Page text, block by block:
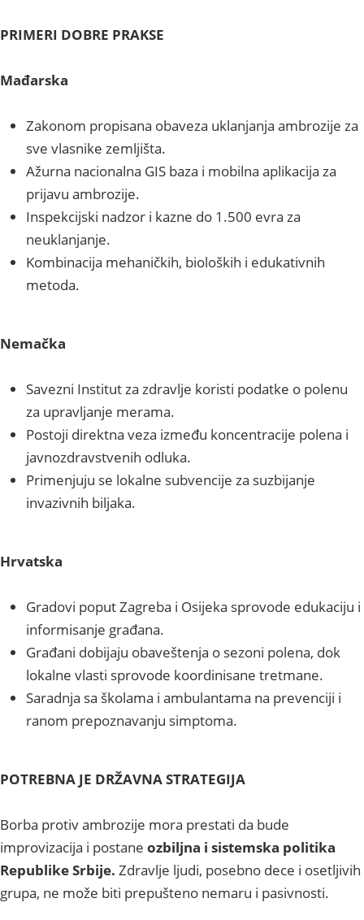
PRIMERI DOBRE PRAKSE
Mađarska
Zakonom propisana obaveza uklanjanja ambrozije za
sve vlasnike zemljišta.
Ažurna nacionalna GIS baza i mobilna aplikacija za
prijavu ambrozije.
Inspekcijski nadzor i kazne do 1.500 evra za
neuklanjanje.
Kombinacija mehaničkih, bioloških i edukativnih
metoda.
Nemačka
Savezni Institut za zdravlje koristi podatke o polenu
za upravljanje merama.
Postoji direktna veza između koncentracije polena i
javnozdravstvenih odluka.
Primenjuju se lokalne subvencije za suzbijanje
invazivnih biljaka.
Hrvatska
Gradovi poput Zagreba i Osijeka sprovode edukaciju i
informisanje građana.
Građani dobijaju obaveštenja o sezoni polena, dok
lokalne vlasti sprovode koordinisane tretmane.
Saradnja sa školama i ambulantama na prevenciji i
ranom prepoznavanju simptoma.
POTREBNA JE DRŽAVNA STRATEGIJA
Borba protiv ambrozije mora prestati da bude
improvizacija i postane ozbiljna i sistemska politika
Republike Srbije. Zdravlje ljudi, posebno dece i osetljivih
grupa, ne može biti prepušteno nemaru i pasivnosti.